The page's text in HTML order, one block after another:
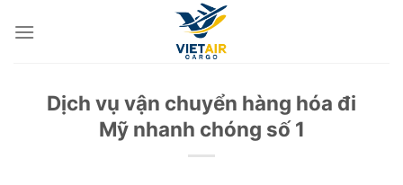
Dịch vụ vận chuyển hàng hóa đi
Mỹ nhanh chóng số 1